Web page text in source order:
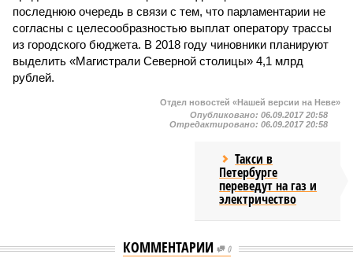
последнюю очередь в связи с тем, что парламентарии не
согласны с целесообразностью выплат оператору трассы
из городского бюджета. В 2018 году чиновники планируют
выделить «Магистрали Северной столицы» 4,1 млрд
рублей.
Отдел новостей «Нашей версии на Неве»
Опубликовано: 06.09.2017 20:58
Отредактировано: 06.09.2017 20:58
Такси в
Петербурге
переведут на газ и
электричество
КОММЕНТАРИИ 0